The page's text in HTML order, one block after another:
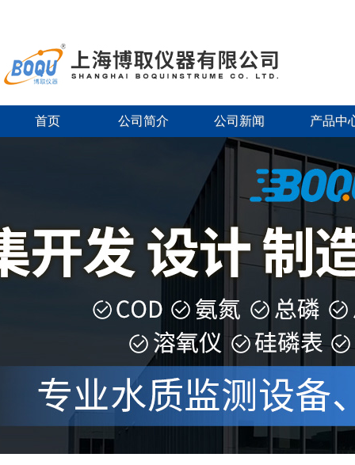
首页 公司简介 公司新闻 产品中